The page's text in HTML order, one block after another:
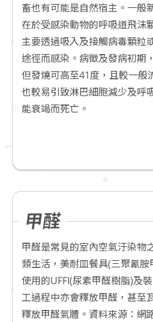
畜也有可能是自然宿主。一般
在於受感染動物的呼吸道飛沫
主要透過吸入及接觸病毒顆粒
途徑而感染。病徵及發病初期
但發燒可高至41度，且較一般
也較易引致淋巴細胞減少及呼
能衰竭而死亡。
甲醛
甲醛是常見的室內空氣汙染物
類生活，美耐皿餐具(三聚氰
使用的UFFI(尿素甲醛樹脂)及
工過程中亦會釋放甲醛，甚至
釋放甲醛氣體。 ​資料來源：網